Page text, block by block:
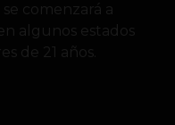
comenzará a
algunos estados
de 21 años.